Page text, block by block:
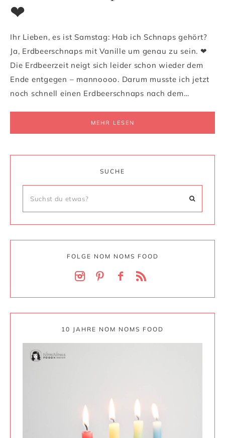
❤
Ihr Lieben, es ist Samstag: Hab ich Schnaps gehört?
Ja, Erdbeerschnaps mit Vanille um genau zu sein. ❤
Die Erdbeerzeit neigt sich leider schon wieder dem
Ende entgegen – mannoooo. Darum musste ich jetzt
noch schnell einen Erdbeerschnaps nach dem…
MEHR LESEN
SUCHE
FOLGE NOM NOMS FOOD
10 JAHRE NOM NOMS FOOD